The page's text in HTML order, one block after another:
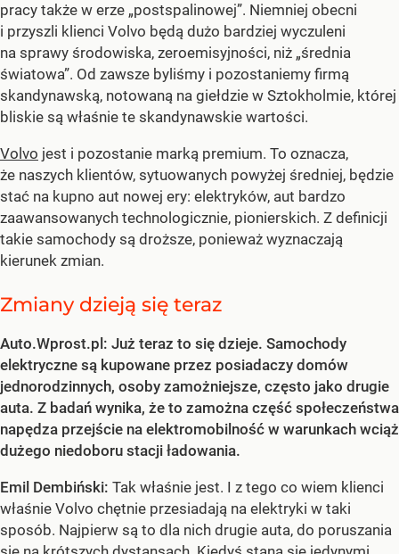
pracy także w erze „postspalinowej”. Niemniej obecni
i przyszli klienci Volvo będą dużo bardziej wyczuleni
na sprawy środowiska, zeroemisyjności, niż „średnia
światowa”. Od zawsze byliśmy i pozostaniemy firmą
skandynawską, notowaną na giełdzie w Sztokholmie, której
bliskie są właśnie te skandynawskie wartości.
Volvo jest i pozostanie marką premium. To oznacza,
że naszych klientów, sytuowanych powyżej średniej, będzie
stać na kupno aut nowej ery: elektryków, aut bardzo
zaawansowanych technologicznie, pionierskich. Z definicji
takie samochody są droższe, ponieważ wyznaczają
kierunek zmian.
Zmiany dzieją się teraz
Auto.Wprost.pl: Już teraz to się dzieje. Samochody
elektryczne są kupowane przez posiadaczy domów
jednorodzinnych, osoby zamożniejsze, często jako drugie
auta. Z badań wynika, że to zamożna część społeczeństwa
napędza przejście na elektromobilność w warunkach wciąż
dużego niedoboru stacji ładowania.
Emil Dembiński: Tak właśnie jest. I z tego co wiem klienci
właśnie Volvo chętnie przesiadają na elektryki w taki
sposób. Najpierw są to dla nich drugie auta, do poruszania